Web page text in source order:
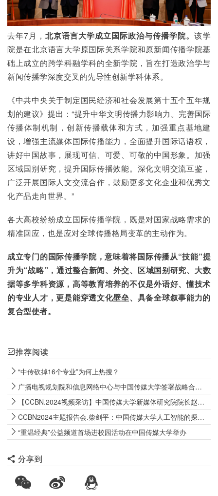
去年7月，北京语言大学成立国际政治与传播学院。该学
院是在北京语言大学原国际关系学院和原新闻传播学院基
础上成立的跨学科融学科的全新学院，旨在打造政治学与
新闻传播学深度交叉的先导性创新学科体系。
《中共中央关于制定国民经济和社会发展第十五个五年规
划的建议》提出：“提升中华文明传播力影响力。完善国际
传播体制机制，创新传播载体和方式，加强重点基地建
设，增强主流媒体国际传播能力，全面提升国际话语权，
讲好中国故事，展现可信、可爱、可敬的中国形象。加强
区域国别研究，提升国际传播效能。深化文明交流互鉴，
广泛开展国际人文交流合作，鼓励更多文化企业和优秀文
化产品走向世界。”
各大高校纷纷成立国际传播学院，既是对国家战略需求的
精准回应，也是应对全球传播格局变革的主动作为。
成立专门的国际传播学院，意味着将国际传播从“技能”提
升为“战略”，通过整合新闻、外交、区域国别研究、大数
据等多学科资源，高等教育培养的不仅是外语好、懂技术
的专业人才，更是能穿透文化壁垒、具备全球叙事能力的
复合型使者。
推荐阅读
“中传砍掉16个专业”为何上热搜？
广播电视规划院和信息网络中心与中国传媒大学签署战略合作框架协议
【CCBN.2024视频采访】中国传媒大学新媒体研究院院长赵子忠
CCBN2024主题报告会.柴剑平：中国传媒大学人工智能的探索与实践
“重温经典”公益频道首场进校园活动在中国传媒大学举办
分享到